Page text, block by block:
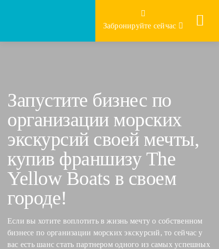
Забронируйте сейчас
Запустите бизнес по
организации морских
экскурсий своей мечты,
купив франшизу The
Yellow Boats в своем
городе!
Если вы хотите воплотить в жизнь мечту о собственном
бизнесе по организации морских экскурсий, то сейчас у
вас есть шанс стать партнером одного из самых успешных